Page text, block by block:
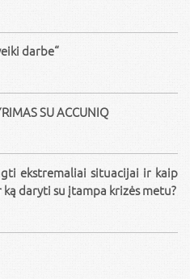
darbe“
SU ACCUNIQ
ekstremaliai situacijai ir kaip
daryti su įtampa krizės metu?